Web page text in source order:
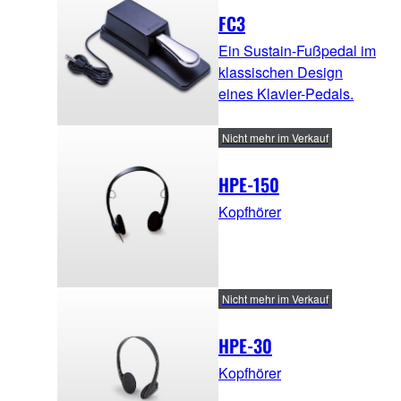
FC3
Ein Sustain-Fußpedal im
klassischen Design
eines Klavier-Pedals.
HPE-150
Nicht mehr im Verkauf
Kopfhörer
HPE-30
Nicht mehr im Verkauf
Kopfhörer